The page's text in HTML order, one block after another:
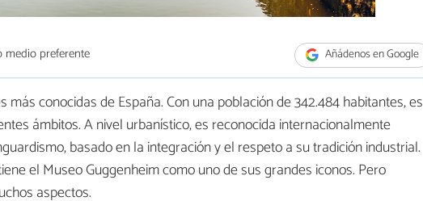
medio preferente Añádenos en Google
más conocidas de España. Con una población de 342.484 habitantes, es
ámbitos. A nivel urbanístico, es reconocida internacionalmente
basado en la integración y el respeto a su tradición industrial.
el Museo Guggenheim como uno de sus grandes iconos. Pero
aspectos.